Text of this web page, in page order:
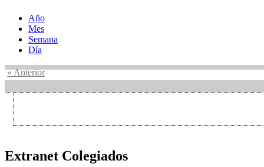
Año
Mes
Semana
Día
« Anterior
Extranet Colegiados